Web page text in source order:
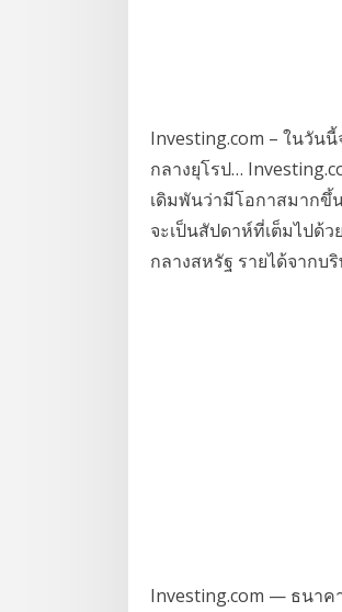
Investing.com – ในวัน
กลางยุโรป…
เดิมพันว่ามีโอกาสมากขึ้
จะเป็นสัปดาห์ที่เต็มไปด้
กลางสหรัฐ รายได้จากบ
Investing.com — ธนาค